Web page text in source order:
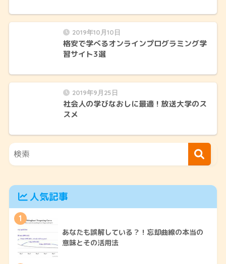
2019年10月10日
格安で学べるオンラインプログラミング学
習サイト3選
2019年9月25日
社会人の学びなおしに最適！放送大学のス
スメ
人気記事
1
あなたも誤解している？！忘却曲線の本当の
意味とその活用法